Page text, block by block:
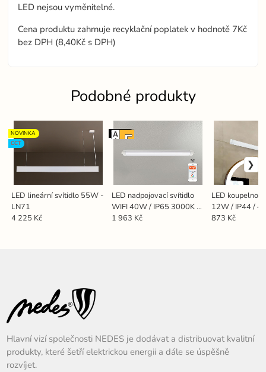
LED nejsou vyměnitelné.
Cena produktu zahrnuje recyklační poplatek v hodnotě 7Kč
bez DPH (8,40Kč s DPH)
Podobné produkty
LED lineární svítidlo 55W -
LN71
NOVINKA
CCT
4 225 Kč
LED nadpojovací svítidlo
WIFI 40W / IP65 3000K -
6500K - LNL334/3W
Wifi+BT
1 963 Kč
LED
12W / IP44 /
LNL7722/WH
873 Kč
Hlavní vizí společnosti NEDES je dodávat a distribuovat kvalitní
produkty, které šetří elektrickou energii a dále se úspěšně
rozvíjet.